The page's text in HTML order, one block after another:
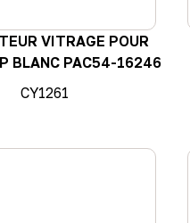
VITRAGE POUR
BLANC PAC54-16246
CY1261